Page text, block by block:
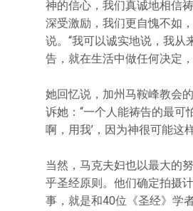
神的信心，我们真诚地相信
深受激励，我们更自愧不如
说。“我可以诚实地说，我从
告，就在生活中做任何决定
她回忆说，加州马鞍峰教会
诉她：“一个人能祷告的最可
啊，用我’，因为神很可能这
当然，马克夫妇也以最大的
乎圣经原则。他们确定拍摄
事，就是和40位《圣经》学